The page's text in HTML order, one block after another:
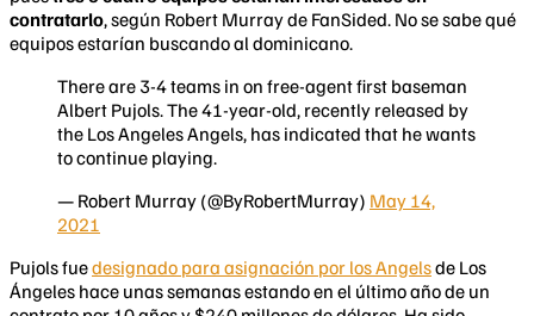
contratarlo, según Robert Murray de FanSided. No se sabe qué
equipos estarían buscando al dominicano.
There are 3-4 teams in on free-agent first baseman
Albert Pujols. The 41-year-old, recently released by
the Los Angeles Angels, has indicated that he wants
to continue playing.
— Robert Murray (@ByRobertMurray) May 14,
2021
Pujols fuedesignado para asignación por los Angelsde Los
Ángeles hace unas semanas estando en el último año de un